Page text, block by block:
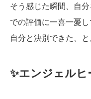
そう感じた瞬間、自
での評価に一喜一憂
自分と決別できた、と
✨エンジェル